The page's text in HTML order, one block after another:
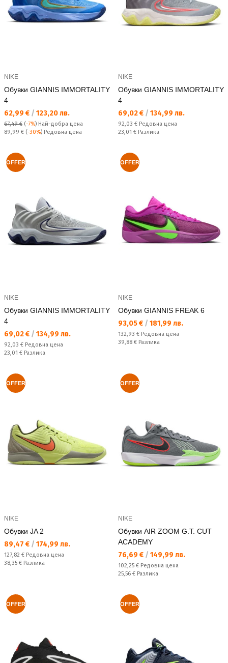
NIKE
Обувки GIANNIS IMMORTALITY
4
Текуща цена:
62,99 € / 123,20 лв.
67,49 € (-7%) Най-добра цена
Редовна цена:
89,99 € (-30%) Редовна цена
NIKE
Обувки GIANNIS IMMORTALITY
4
Текуща цена:
69,02 € / 134,99 лв.
Редовна цена:
92,03 € Редовна цена
Спестявате:
23,01 € Разлика
OFFER
NIKE
Обувки GIANNIS IMMORTALITY
4
Текуща цена:
69,02 € / 134,99 лв.
Редовна цена:
92,03 € Редовна цена
Спестявате:
23,01 € Разлика
OFFER
NIKE
Обувки GIANNIS FREAK 6
Текуща цена:
93,05 € / 181,99 лв.
Редовна цена:
132,93 € Редовна цена
Спестявате:
39,88 € Разлика
OFFER
NIKE
Обувки JA 2
Текуща цена:
89,47 € / 174,99 лв.
Редовна цена:
127,82 € Редовна цена
Спестявате:
38,35 € Разлика
OFFER
NIKE
Обувки AIR ZOOM G.T. CUT
ACADEMY
Текуща цена:
76,69 € / 149,99 лв.
Редовна цена:
102,25 € Редовна цена
Спестявате:
25,56 € Разлика
OFFER OFFER